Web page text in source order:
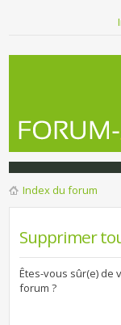
Index du forum
Supprimer
Êtes-vous sûr(e) de
forum ?